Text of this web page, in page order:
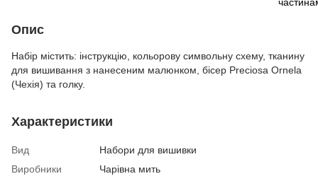
Опис
Набір містить: інструкцію, кольорову символьну схему, тканину
для вишивання з нанесеним малюнком, бісер Preciosa Ornela
(Чехія) та голку.
Характеристики
Вид
Набори для вишивки
Виробники
Чарівна мить